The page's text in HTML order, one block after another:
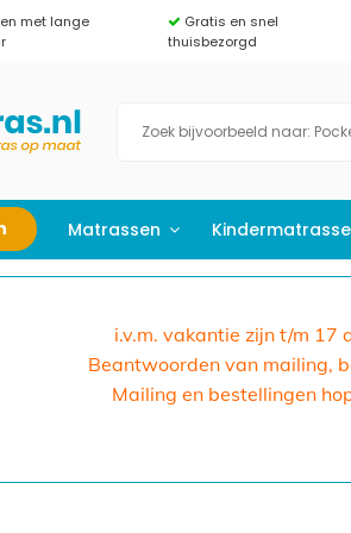
met lange
Gratis en snel
thuisbezorgd
Matrassen
i.v.m. vakantie zijn t/m 17
Beantwoorden van mailing,
Mailing en bestellingen